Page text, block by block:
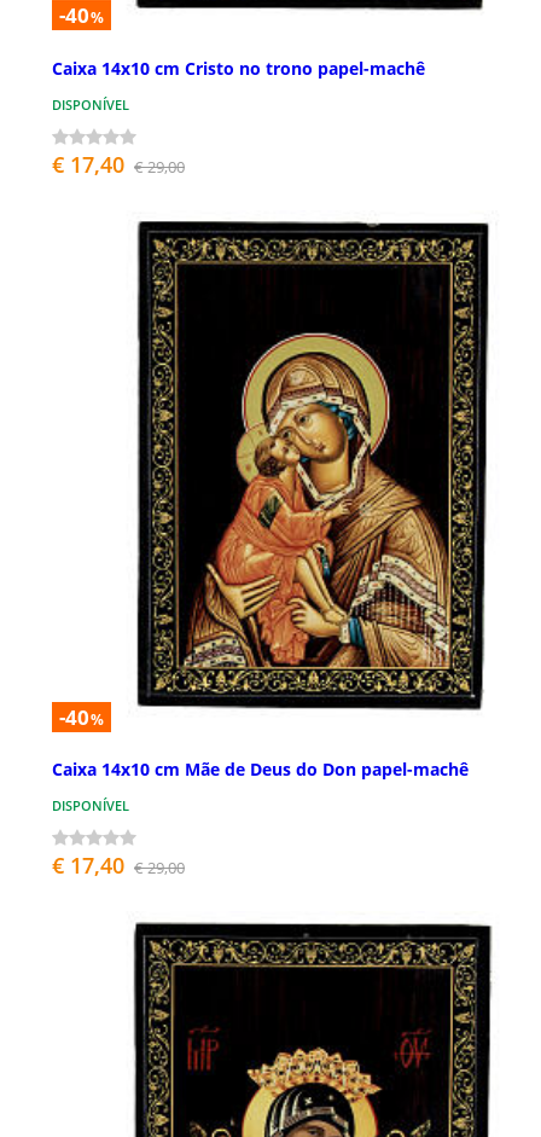
-40%
Caixa 14x10 cm Cristo no trono papel-machê
DISPONÍVEL
€ 17,40 € 29,00
-40%
Caixa 14x10 cm Mãe de Deus do Don papel-machê
DISPONÍVEL
€ 17,40 € 29,00